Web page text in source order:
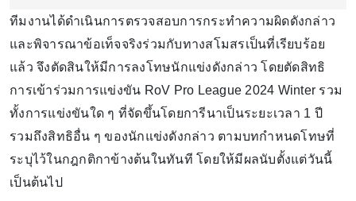
ทีมงานได้ดำเนินการตรวจสอบการกระทำความผิดดังกล่าว
และพิจารณาข้อเท็จจริงร่วมกับทางสโมสรเป็นที่เรียบร้อย
แล้ว จึงตัดสินให้มีการลงโทษนักแข่งดังกล่าว โดยตัดสิทธิ
การเข้าร่วมการแข่งขัน RoV Pro League 2024 Winter รวม
ทั้งการแข่งขันใด ๆ ที่จัดขึ้นโดยการีนาเป็นระยะเวลา 1 ปี
รวมถึงสิทธิอื่น ๆ ของนักแข่งดังกล่าว ตามบทกำหนดโทษที่
ระบุไว้ในกฎกติกาข้างต้นในทันที โดยให้มีผลนับตั้งแต่วันนี้
เป็นต้นไป